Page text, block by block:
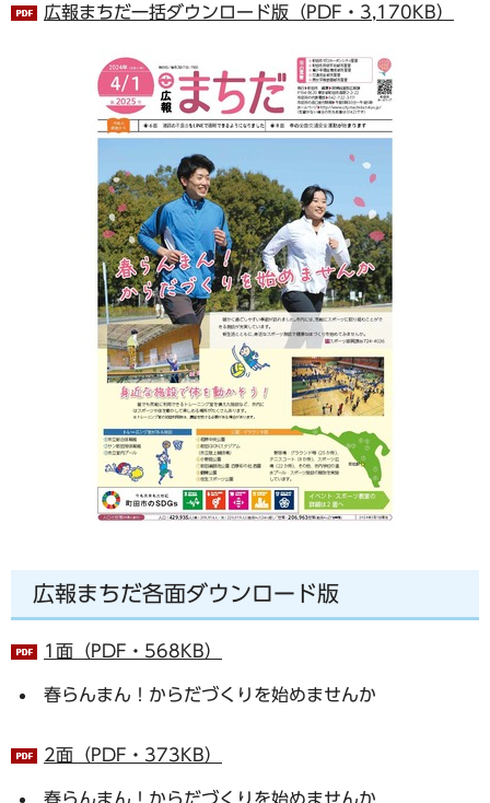
広報まちだ一括ダウンロード版（PDF・3,170KB）
広報まちだ各面ダウンロード版
1面（PDF・568KB）
春らんまん！からだづくりを始めませんか
2面（PDF・373KB）
春らんまん！からだづくりを始めませんか